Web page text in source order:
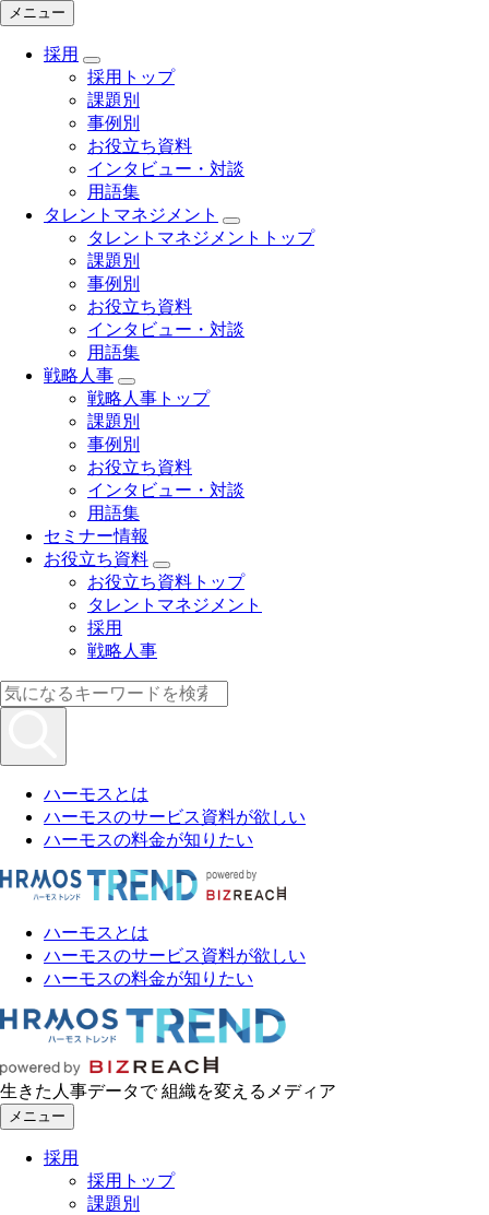
メニュー
採用
採用トップ
課題別
事例別
お役立ち資料
インタビュー・対談
用語集
タレントマネジメント
タレントマネジメントトップ
課題別
事例別
お役立ち資料
インタビュー・対談
用語集
戦略人事
戦略人事トップ
課題別
事例別
お役立ち資料
インタビュー・対談
用語集
セミナー情報
お役立ち資料
お役立ち資料トップ
タレントマネジメント
採用
戦略人事
ハーモスとは
ハーモスのサービス資料が欲しい
ハーモスの料金が知りたい
ハーモスとは
ハーモスのサービス資料が欲しい
ハーモスの料金が知りたい
生きた人事データで 組織を変えるメディア
メニュー
採用
採用トップ
課題別